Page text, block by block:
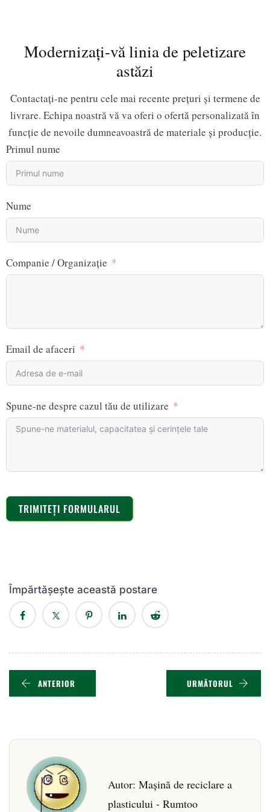
Modernizați-vă linia de peletizare
astăzi
Contactați-ne pentru cele mai recente prețuri și termene de
livrare. Echipa noastră vă va oferi o ofertă personalizată în
funcție de nevoile dumneavoastră de materiale și producție.
Primul nume
Nume
Companie / Organizație
Email de afaceri
Spune-ne despre cazul tău de utilizare
TRIMITEȚI FORMULARUL
Împărtășește această postare
ANTERIOR URMĂTORUL
Autor: Mașină de reciclare a
plasticului - Rumtoo